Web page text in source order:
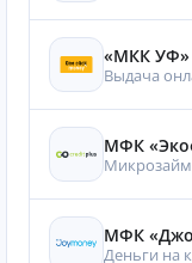
«МКК УФ»
Выдача
МФК
МФК
Деньги на